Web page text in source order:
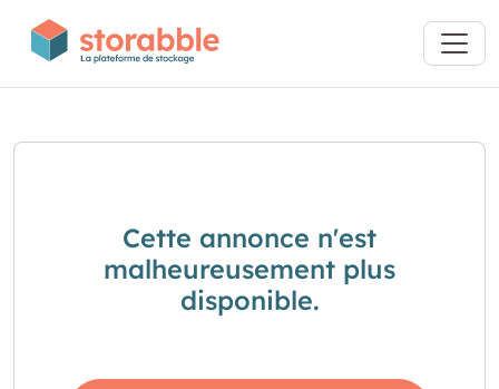
Cette annonce n'est
malheureusement plus
disponible.